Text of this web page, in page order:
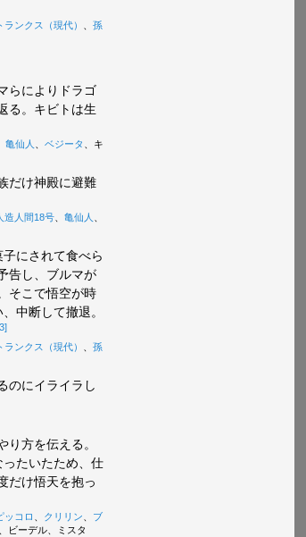
ランクス（現代）
孫
らによりドラゴ
る。キビトは生
亀仙人 ベジータ
、キ
だけ神殿に避難
造人間18号 亀仙人
にされて食べら
告し、ブルマが
そこで悟空が時
中断して撤退。
ランクス（現代）
孫
のにイライラし
方を伝える。
たいたため、仕
だけ悟天を抱っ
ッコロ クリリン
ブ
ビーデル、ミスタ